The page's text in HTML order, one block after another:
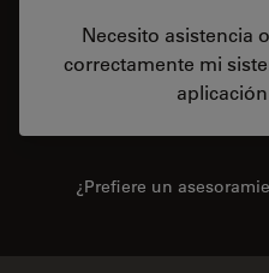
Necesito asistencia
correctamente mi
¿Prefiere un